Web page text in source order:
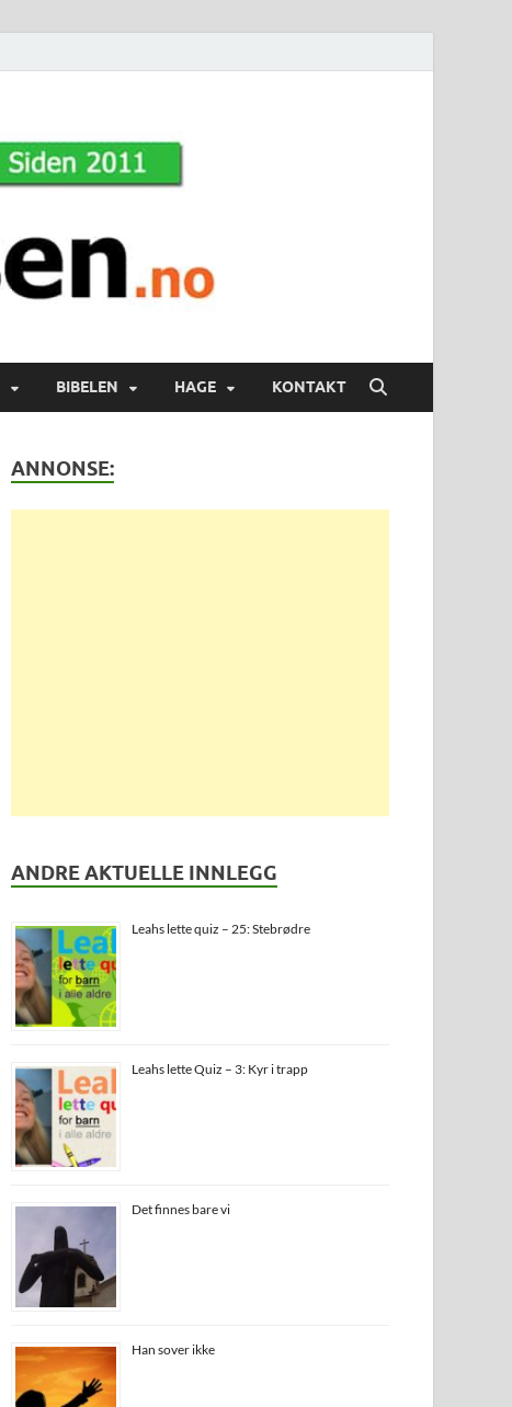
BIBELEN HAGE KONTAKT
ANNONSE:
ANDRE AKTUELLE INNLEGG
Leahs lette quiz – 25: Stebrødre
Leahs lette Quiz – 3: Kyr i trapp
Det finnes bare vi
Han sover ikke